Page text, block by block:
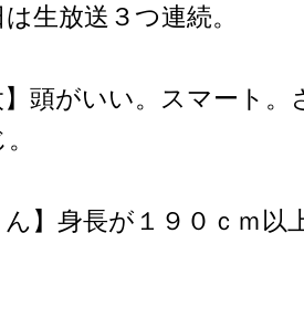
生放送３つ連続。
】頭がいい。スマート
ん】身長が１９０ｃｍ